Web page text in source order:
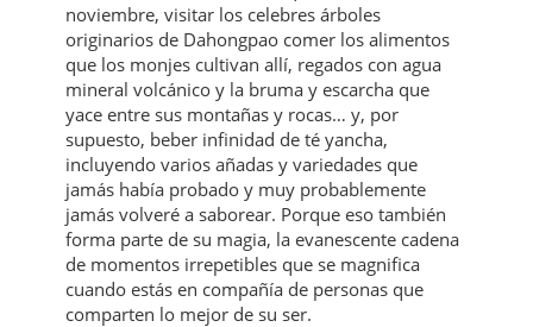
noviembre, visitar los celebres árboles
originarios de Dahongpao comer los alimentos
que los monjes cultivan allí, regados con agua
mineral volcánico y la bruma y escarcha que
yace entre sus montañas y rocas… y, por
supuesto, beber infinidad de té yancha,
incluyendo varios añadas y variedades que
jamás había probado y muy probablemente
jamás volveré a saborear. Porque eso también
forma parte de su magia, la evanescente cadena
de momentos irrepetibles que se magnifica
cuando estás en compañía de personas que
comparten lo mejor de su ser.